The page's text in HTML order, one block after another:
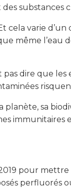
substances
Et cela varie
même
dire que
sa
immunitaires
pour
perfluorés